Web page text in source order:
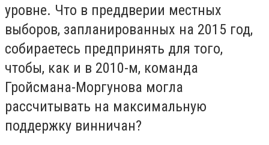
уровне. Что в преддверии местных
выборов, запланированных на 2015 год,
собираетесь предпринять для того,
чтобы, как и в 2010-м, команда
Гройсмана-Моргунова могла
рассчитывать на максимальную
поддержку винничан?